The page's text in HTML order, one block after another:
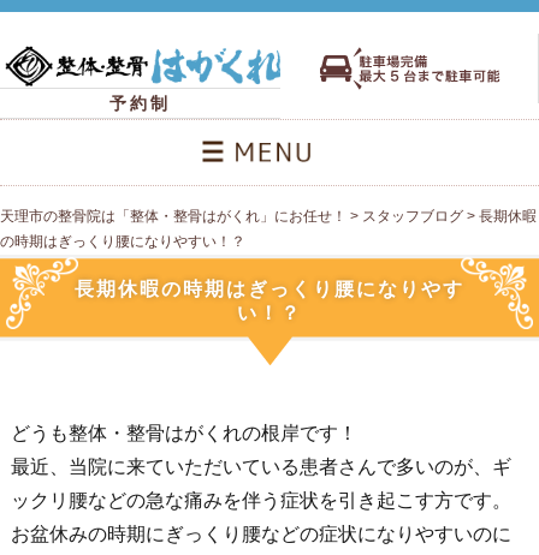
予約制
天理市の整骨院は「整体・整骨はがくれ」にお任せ！ > スタッフブログ > 長期休暇
の時期はぎっくり腰になりやすい！？
長期休暇の時期はぎっくり腰になりやす
い！？
どうも整体・整骨はがくれの根岸です！
最近、当院に来ていただいている患者さんで多いのが、ギ
ックリ腰などの急な痛みを伴う症状を引き起こす方です。
お盆休みの時期にぎっくり腰などの症状になりやすいのに